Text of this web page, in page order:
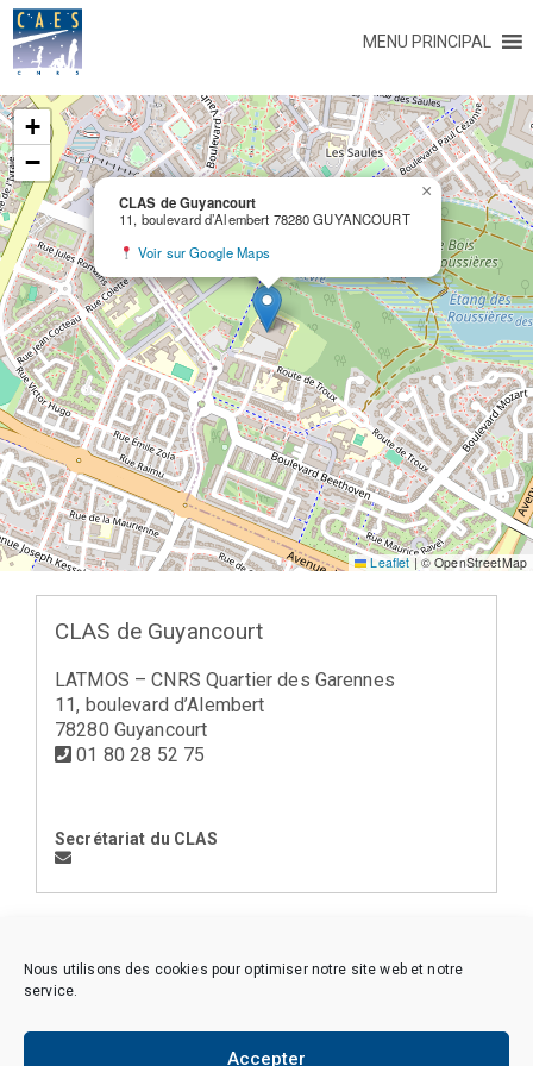
Nous utilisons des cookies pour optimiser notre site web et notre
service.
Accepter
MENU PRINCIPAL
CLAS de Guyancourt
11, boulevard d’Alembert 78280 GUYANCOURT
Voir sur Google Maps
×
+
−
Leaflet | © OpenStreetMap
CLAS de Guyancourt
LATMOS – CNRS Quartier des Garennes
11, boulevard d’Alembert
78280 Guyancourt
01 80 28 52 75
Secrétariat du CLAS
Copyright © 2026 CAES du CNRS. Tous droits réservés.